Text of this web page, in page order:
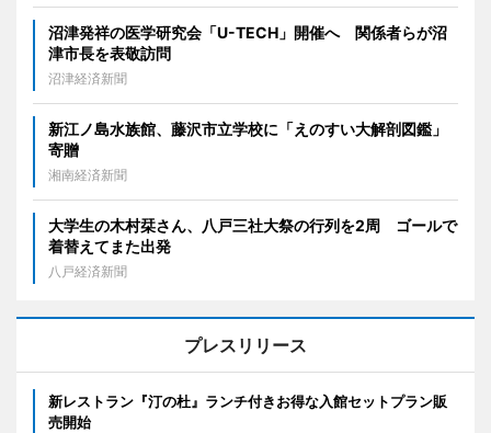
沼津発祥の医学研究会「U-TECH」開催へ 関係者らが沼
津市長を表敬訪問
沼津経済新聞
新江ノ島水族館、藤沢市立学校に「えのすい大解剖図鑑」
寄贈
湘南経済新聞
大学生の木村栞さん、八戸三社大祭の行列を2周 ゴールで
着替えてまた出発
八戸経済新聞
プレスリリース
新レストラン『汀の杜』ランチ付きお得な入館セットプラン販
売開始